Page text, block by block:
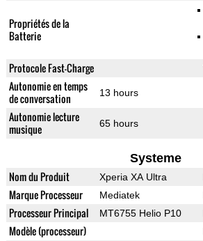
Propriétés de la
Batterie
Protocole Fast-Charge
Autonomie en temps
de conversation
13 hours
Autonomie lecture
musique
65 hours
Systeme
Nom du Produit Xperia XA Ultra
Marque Processeur Mediatek
Processeur Principal MT6755 Helio P10
Modèle (processeur)